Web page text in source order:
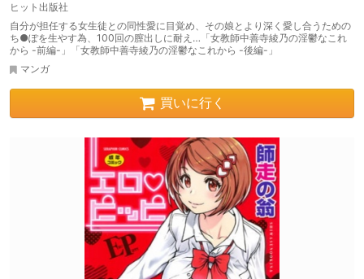
ヒット出版社
自分が担任する女生徒との同性愛に目覚め、その娘とより深く愛し合うための
ち●ぽを生やす為、100回の膣出しに耐え…「女教師中善寺綾乃の淫鬱なこれ
から -前編-」「女教師中善寺綾乃の淫鬱なこれから -後編-」
マンガ
買いに行く